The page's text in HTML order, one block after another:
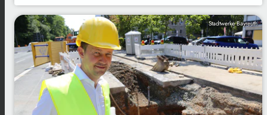
Stadtwerke Bayreuth